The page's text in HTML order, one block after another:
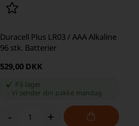
Duracell Plus LR03 / AAA Alkaline
96 stk. Batterier
529,00 DKK
På lager
Vi sender din pakke mandag
- +